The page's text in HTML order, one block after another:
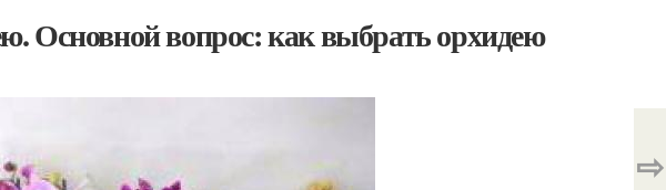
Основной вопрос: как выбрать орхидею
⇨